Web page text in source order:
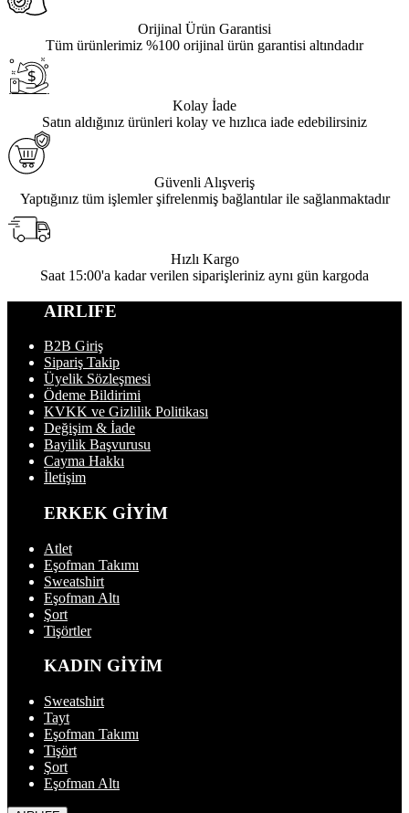
Orijinal Ürün Garantisi
Tüm ürünlerimiz %100 orijinal ürün garantisi altındadır
Kolay İade
Satın aldığınız ürünleri kolay ve hızlıca iade edebilirsiniz
Güvenli Alışveriş
Yaptığınız tüm işlemler şifrelenmiş bağlantılar ile sağlanmaktadır
Hızlı Kargo
Saat 15:00'a kadar verilen siparişleriniz aynı gün kargoda
AIRLIFE
B2B Giriş
Sipariş Takip
Üyelik Sözleşmesi
Ödeme Bildirimi
KVKK ve Gizlilik Politikası
Değişim & İade
Bayilik Başvurusu
Cayma Hakkı
İletişim
ERKEK GİYİM
Atlet
Eşofman Takımı
Sweatshirt
Eşofman Altı
Şort
Tişörtler
KADIN GİYİM
Sweatshirt
Tayt
Eşofman Takımı
Tişört
Şort
Eşofman Altı